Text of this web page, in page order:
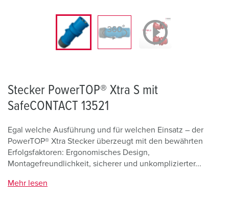
Stecker PowerTOP® Xtra S mit
SafeCONTACT 13521
Egal welche Ausführung und für welchen Einsatz – der
PowerTOP® Xtra Stecker überzeugt mit den bewährten
Erfolgsfaktoren: Ergonomisches Design,
Montagefreundlichkeit, sicherer und unkomplizierter...
Mehr lesen